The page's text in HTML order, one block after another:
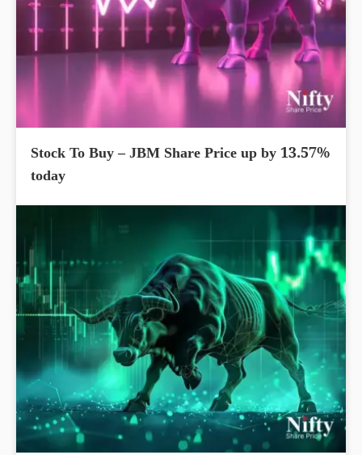
Stock To Buy – JBM Share Price up by 13.57%
today